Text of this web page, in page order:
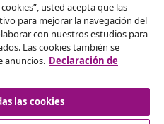
pedido.
contrato
usted acepta que las
para mejorar la navegación del
con nuestros estudios para
Las cookies también se
anuncios. Declaración de
las cookies